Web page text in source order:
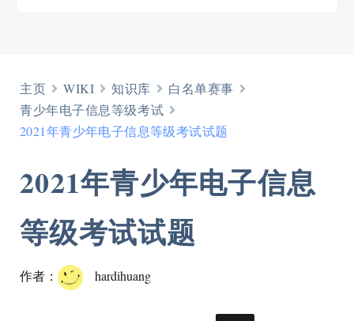
主页 WIKI 知识库
白名单赛事
青少年电子信息等级考试
2021年青少年电子信息等级考试试题
2021年青少年电子信息
等级考试试题
作者： hardihuang